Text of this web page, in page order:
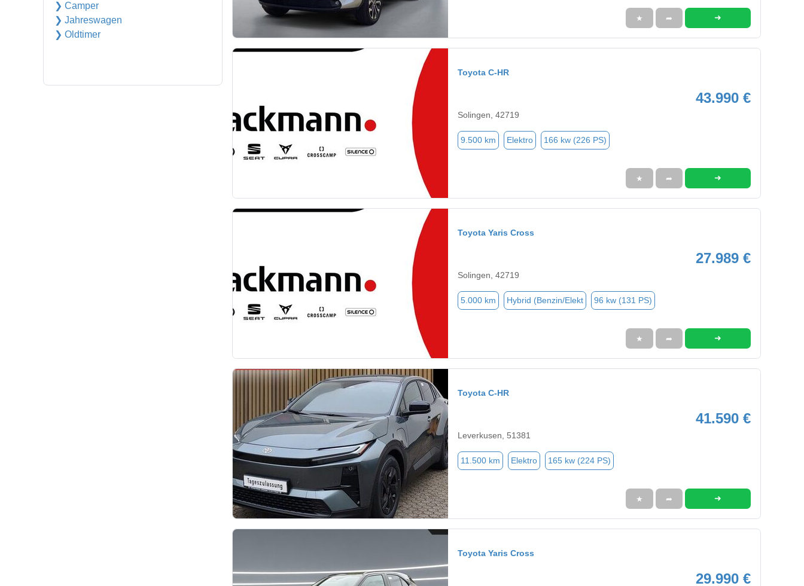
❯ Camper
❯ Jahreswagen
❯ Oldtimer
★ ➦ ➜
Toyota C-HR
43.990 €
Solingen, 42719
9.500 km Elektro 166 kw (226 PS)
★ ➦ ➜
Toyota Yaris Cross
27.989 €
Solingen, 42719
5.000 km Hybrid (Benzin/Elekt 96 kw (131 PS)
★ ➦ ➜
Toyota C-HR
41.590 €
Leverkusen, 51381
11.500 km Elektro 165 kw (224 PS)
★ ➦ ➜
Toyota Yaris Cross
29.990 €